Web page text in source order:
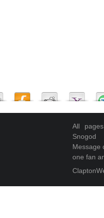
All
Snogod
Message
one fan